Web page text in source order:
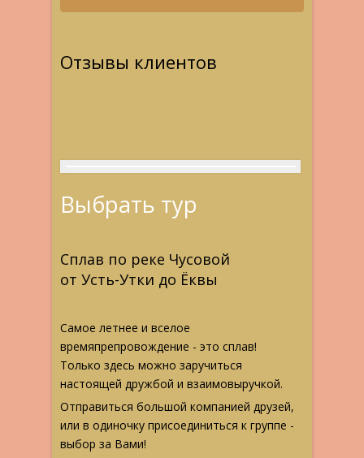
Отзывы клиентов
Выбрать тур
Сплав по реке Чусовой
от Усть-Утки до Ёквы
Самое летнее и вселое
времяпрепровождение - это сплав!
Только здесь можно заручиться
настоящей дружбой и взаимовыручкой.
Отправиться большой компанией друзей,
или в одиночку присоединиться к группе -
выбор за Вами!